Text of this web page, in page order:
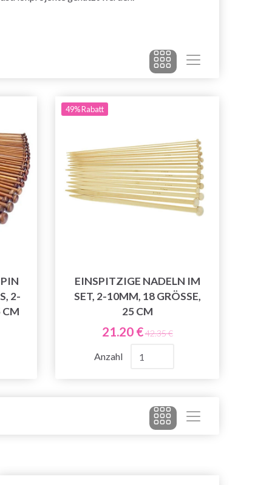
2-
CM
49% Rabatt
EINSPITZIGE NADELN IM
SET, 2-10MM, 18 GRÖSSE, 2
5 CM
21.20 €42.35 €
Anzahl